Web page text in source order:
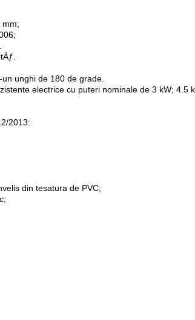
mm;
unghi de 180 de grade.
electrice cu puteri nominale de 3 kW; 4.5
2013:
din tesatura de PVC;